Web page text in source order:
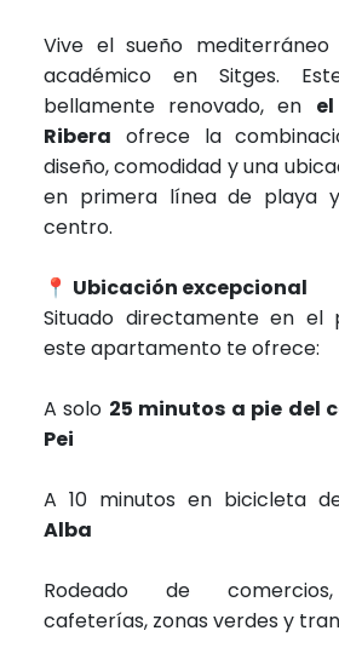
Vive el sueño
académico en Sitges.
bellamente renovado, en
Ribera ofrece la
diseño, comodidad y una
en primera línea de playa
centro.
📍 Ubicación excepcional
Situado directamente en el
este apartamento te ofrece:
A solo 25 minutos a pie del
Pei
A 10 minutos en bicicleta
Alba
Rodeado de
cafeterías, zonas verdes y